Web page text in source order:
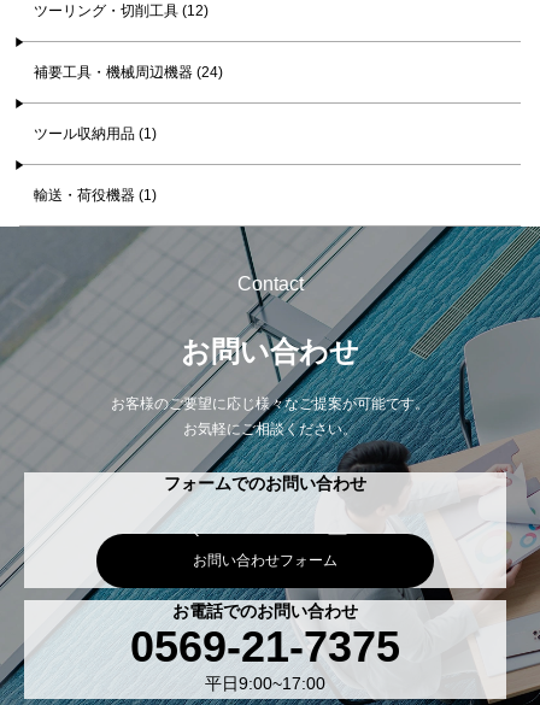
ツーリング・切削工具 (12)
補要工具・機械周辺機器 (24)
ツール収納用品 (1)
輸送・荷役機器 (1)
Contact
お問い合わせ
お客様のご要望に応じ様々なご提案が可能です。
お気軽にご相談ください。
フォームでのお問い合わせ
お問い合わせフォーム
お電話でのお問い合わせ
0569-21-7375
平日9:00~17:00